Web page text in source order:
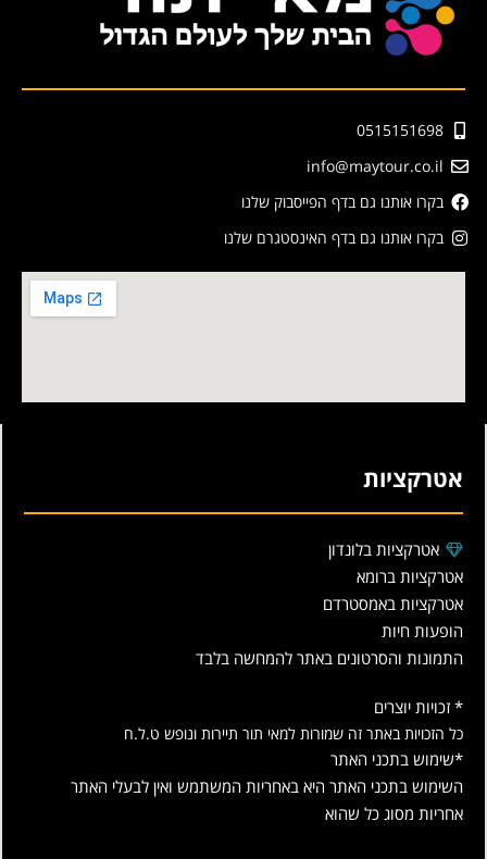
0515151698
info@maytour.co.il
בקרו אותנו גם בדף הפייסבוק שלנו
בקרו אותנו גם בדף האינסטגרם שלנו
אטרקציות
אטרקציות בלונדון
אטרקציות ברומא
אטרקציות באמסטרדם
הופעות חיות
התמונות והסרטונים באתר להמחשה בלבד
* זכויות יוצרים
כל הזכויות באתר זה שמורות למאי תור תיירות ונופש ט.ל.ח
*שימוש בתכני האתר
השימוש בתכני האתר היא באחריות המשתמש ואין לבעלי האתר
אחריות מסוג כל שהוא